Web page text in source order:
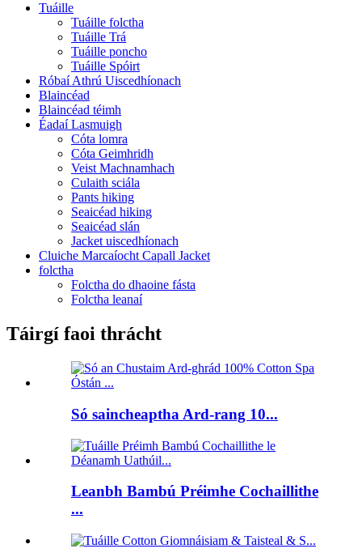
Tuáille
Tuáille folctha
Tuáille Trá
Tuáille poncho
Tuáille Spóirt
Róbaí Athrú Uiscedhíonach
Blaincéad
Blaincéad téimh
Éadaí Lasmuigh
Cóta lomra
Cóta Geimhridh
Veist Machnamhach
Culaith sciála
Pants hiking
Seaicéad hiking
Seaicéad slán
Jacket uiscedhíonach
Cluiche Marcaíocht Capall Jacket
folctha
Folctha do dhaoine fásta
Folctha leanaí
Táirgí faoi thrácht
Só saincheaptha Ard-rang 10...
Leanbh Bambú Préimhe Cochaillithe
...